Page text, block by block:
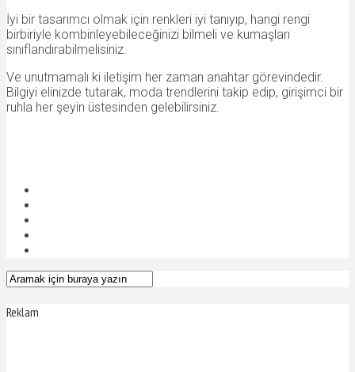
İyi bir tasarımcı olmak için renkleri iyi tanıyıp, hangi rengi
birbiriyle kombinleyebileceğinizi bilmeli ve kumaşları
sınıflandırabilmelisiniz.
Ve unutmamalı ki iletişim her zaman anahtar görevindedir.
Bilgiyi elinizde tutarak, moda trendlerini takip edip, girişimci bir
ruhla her şeyin üstesinden gelebilirsiniz.
Reklam